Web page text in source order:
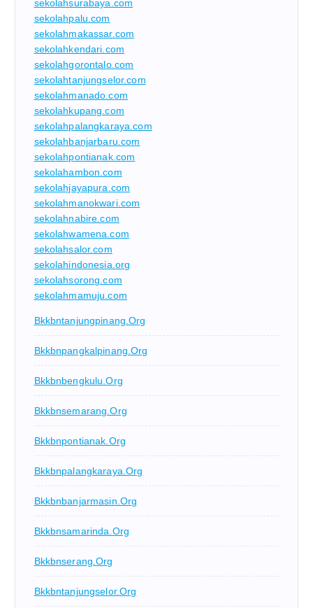
sekolahsurabaya.com
sekolahpalu.com
sekolahmakassar.com
sekolahkendari.com
sekolahgorontalo.com
sekolahtanjungselor.com
sekolahmanado.com
sekolahkupang.com
sekolahpalangkaraya.com
sekolahbanjarbaru.com
sekolahpontianak.com
sekolahambon.com
sekolahjayapura.com
sekolahmanokwari.com
sekolahnabire.com
sekolahwamena.com
sekolahsalor.com
sekolahindonesia.org
sekolahsorong.com
sekolahmamuju.com
Bkkbntanjungpinang.org
Bkkbnpangkalpinang.org
Bkkbnbengkulu.org
Bkkbnsemarang.org
Bkkbnpontianak.org
Bkkbnpalangkaraya.org
Bkkbnbanjarmasin.org
Bkkbnsamarinda.org
Bkkbnserang.org
Bkkbntanjungselor.org